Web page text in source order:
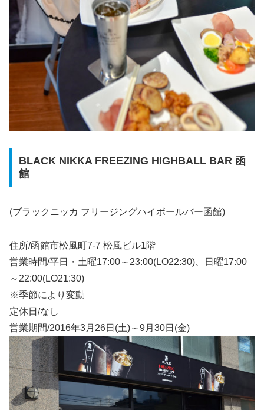
BLACK NIKKA FREEZING HIGHBALL BAR 函
館
(ブラックニッカ フリージングハイボールバー函館)
住所/函館市松風町7-7 松風ビル1階
営業時間/平日・土曜17:00～23:00(LO22:30)、日曜17:00
～22:00(LO21:30)
※季節により変動
定休日/なし
営業期間/2016年3月26日(土)～9月30日(金)